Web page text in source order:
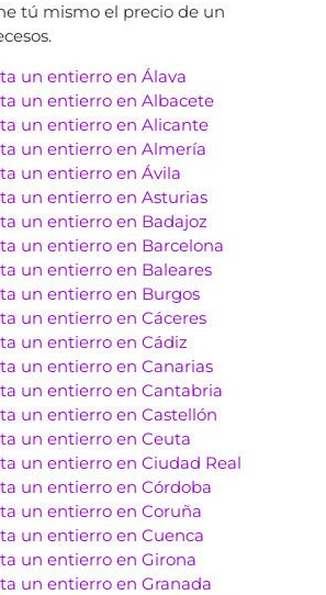
tú mismo el precio de un
un entierro en Álava
un entierro en Albacete
un entierro en Alicante
un entierro en Almería
un entierro en Ávila
un entierro en Asturias
un entierro en Badajoz
un entierro en Barcelona
un entierro en Baleares
un entierro en Burgos
un entierro en Cáceres
un entierro en Cádiz
un entierro en Canarias
un entierro en Cantabria
un entierro en Castellón
un entierro en Ceuta
un entierro en Ciudad Real
un entierro en Córdoba
un entierro en Coruña
un entierro en Cuenca
un entierro en Girona
un entierro en Granada